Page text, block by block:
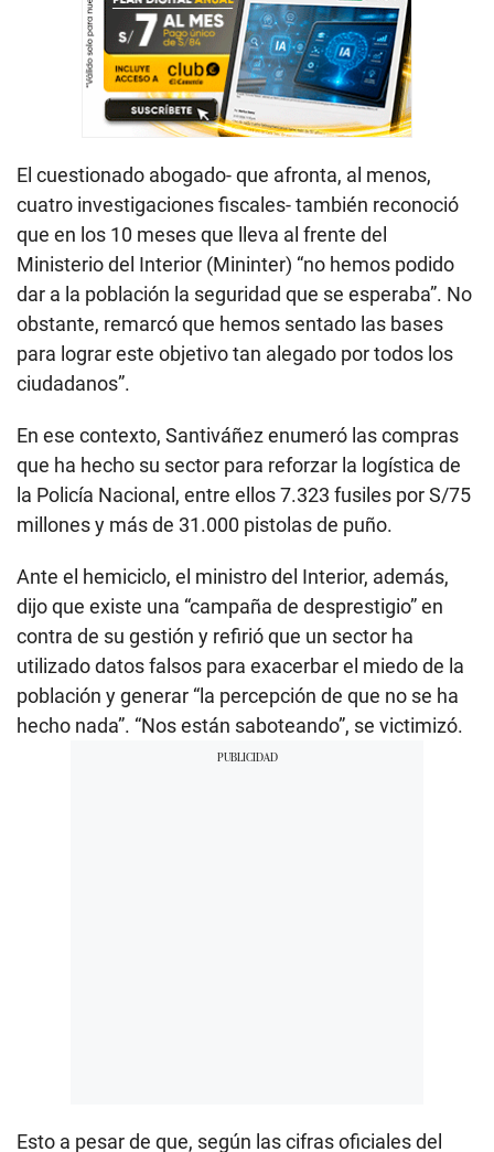
El cuestionado abogado- que afronta, al menos,
cuatro investigaciones fiscales- también reconoció
que en los 10 meses que lleva al frente del
Ministerio del Interior (Mininter) “no hemos podido
dar a la población la seguridad que se esperaba”. No
obstante, remarcó que hemos sentado las bases
para lograr este objetivo tan alegado por todos los
ciudadanos”.
En ese contexto, Santiváñez enumeró las compras
que ha hecho su sector para reforzar la logística de
la Policía Nacional, entre ellos 7.323 fusiles por S/75
millones y más de 31.000 pistolas de puño.
Ante el hemiciclo, el ministro del Interior, además,
dijo que existe una “campaña de desprestigio” en
contra de su gestión y refirió que un sector ha
utilizado datos falsos para exacerbar el miedo de la
población y generar “la percepción de que no se ha
hecho nada”. “Nos están saboteando”, se victimizó.
Esto a pesar de que, según las cifras oficiales del